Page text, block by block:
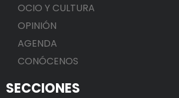
OCIO Y CULTURA
OPINIÓN
AGENDA
CONÓCENOS
SECCIONES